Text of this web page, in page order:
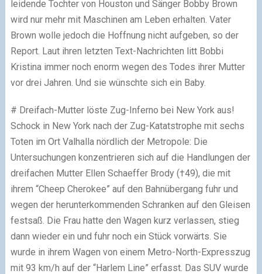
leidende Tochter von Houston und Sänger Bobby Brown
wird nur mehr mit Maschinen am Leben erhalten. Vater
Brown wolle jedoch die Hoffnung nicht aufgeben, so der
Report. Laut ihren letzten Text-Nachrichten litt Bobbi
Kristina immer noch enorm wegen des Todes ihrer Mutter
vor drei Jahren. Und sie wünschte sich ein Baby.
# Dreifach-Mutter löste Zug-Inferno bei New York aus!
Schock in New York nach der Zug-Katatstrophe mit sechs
Toten im Ort Valhalla nördlich der Metropole: Die
Untersuchungen konzentrieren sich auf die Handlungen der
dreifachen Mutter Ellen Schaeffer Brody (†49), die mit
ihrem “Cheep Cherokee” auf den Bahnübergang fuhr und
wegen der herunterkommenden Schranken auf den Gleisen
festsaß. Die Frau hatte den Wagen kurz verlassen, stieg
dann wieder ein und fuhr noch ein Stück vorwärts. Sie
wurde in ihrem Wagen von einem Metro-North-Expresszug
mit 93 km/h auf der “Harlem Line” erfasst. Das SUV wurde